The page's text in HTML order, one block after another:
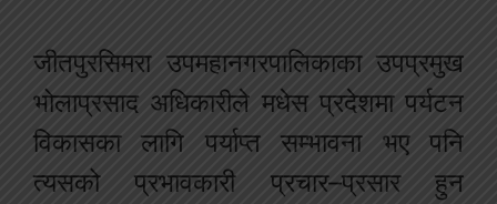
जीतपुरसिमरा उपमहानगरपालिकाका उपप्रमुख
भोलाप्रसाद अधिकारीले मधेस प्रदेशमा पर्यटन
विकासका लागि पर्याप्त सम्भावना भए पनि
त्यसको प्रभावकारी प्रचार–प्रसार हुन